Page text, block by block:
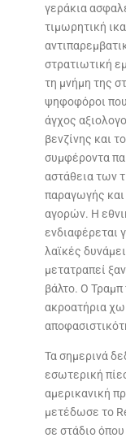
γεράκια
τιμωρητική
στρατιωτική
τη μνήμη της
ψηφοφόροι που
άγχος
βενζίνης και
συμφέροντα
αστάθεια των
παραγωγής και
αγορών. Η
ενδιαφέρεται
λαϊκές
μετατραπεί
βάλτο. Ο Τραμπ
ακροατήρια
Τα σημερινά
εσωτερική
αμερικανική
μετέδωσε το
σε στάδιο